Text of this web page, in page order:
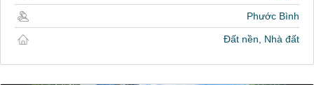
Phước Bình
Đất nền, Nhà đất